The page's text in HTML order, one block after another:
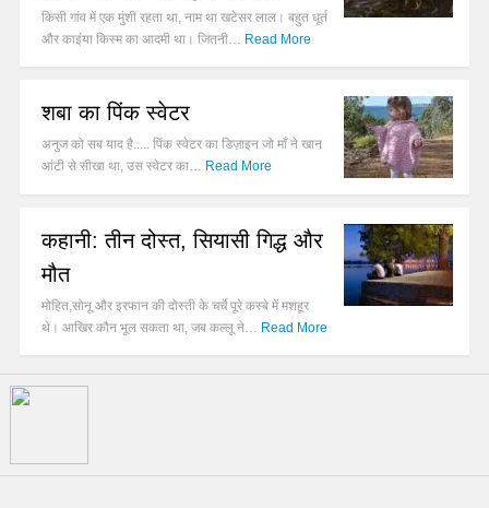
किसी गांव में एक मुंशी रहता था, नाम था खटेसर लाल। बहुत धूर्त
और काइंया किस्म का आदमी था। जितनी… Read More
शबा का पिंक स्वेटर
अनुज को सब याद है..... पिंक स्वेटर का डिज़ाइन जो माँ ने खान
आंटी से सीखा था, उस स्वेटर का… Read More
कहानी: तीन दोस्त, सियासी गिद्ध और
मौत
मोहित,सोनू और इरफान की दोस्ती के चर्चे पूरे कस्बे में मशहूर
थे। आखिर कौन भूल सकता था, जब कल्लू ने… Read More